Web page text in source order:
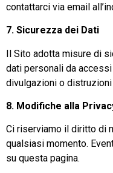
contattarci via email
7. Sicurezza dei Dati
Il Sito adotta misure di
dati personali da
divulgazioni o
8. Modifiche alla
Ci riserviamo il diritto di
qualsiasi momento.
su questa pagina.